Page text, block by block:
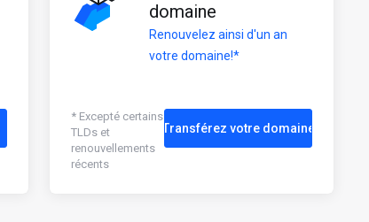
domaine
Renouvelez ainsi d'un an
votre domaine!*
* Excepté certains
TLDs et
renouvellements
récents
Transférez votre domaine